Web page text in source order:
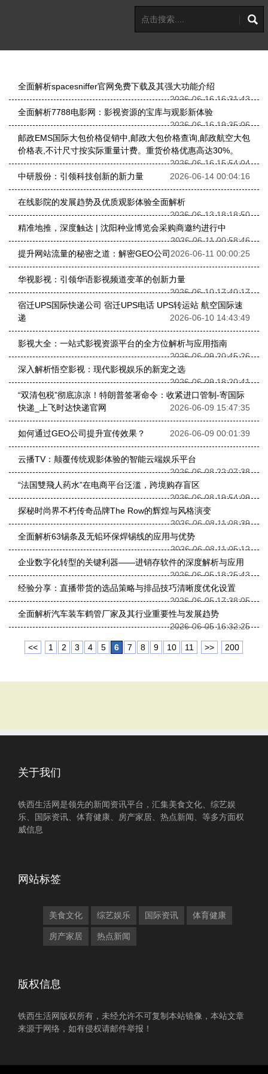
全面解析spacesniffer官网免费下载及其强大功能介绍
2026-06-16 16:31:43
全面解析7788电影网：影视资源的宝库与观影新体验
2026-06-16 19:35:06
邮政EMS国际大包价格促销中,邮政大包价格查询,邮政航空大包
价格表,不计尺寸按实际重量计费。重货价格优惠高达30%。
2026-06-16 15:54:04
中研股份：引领科技创新的新力量
2026-06-14 00:04:16
在线影院的发展趋势及优质观影体验全面解析
2026-06-13 18:18:50
精准地推，深度触达 | 沈阳种业博览会采购商邀约进行中
2026-06-11 00:58:46
提升网站流量的秘密之道：解密GEO公司 2026-06-11 00:00:25
华视影视：引领华语影视频道变革的创新力量
2026-06-10 17:40:17
宿迁UPS国际快递公司 宿迁UPS电话 UPS转运站 航空国际速
递
2026-06-10 14:43:49
影视大全：一站式影视资源平台的全方位解析与应用指南
2026-06-09 20:45:26
深入解析悟空影视：现代影视娱乐的新宠之选
2026-06-09 18:20:41
“双清包税”彻底凉凉！特朗普签署命令：收紧进口管制-寄国际
快递_上飞时达快递官网
2026-06-09 15:47:35
如何通过GEO公司提升宣传效果？ 2026-06-09 00:01:39
云播TV：颠覆传统观影体验的智能云端娱乐平台
2026-06-08 22:07:38
“法国雙飛人药水”在电商平台泛滥，跨境购存盲区
2026-06-08 19:54:09
探秘时尚界不朽传奇品牌The Row的辉煌与风格演变
2026-06-08 11:08:39
全面解析63锡条及无铅环保焊锡线的应用与优势
2026-06-08 11:05:12
企业数字化转型的关键利器——进销存软件的深度解析与应用
2026-06-05 18:25:43
经验分享：直播带货的选品策略与排品技巧清晰度优化设置
2026-06-05 17:38:05
全面解析汽车装车鹤管厂家及其行业重要性与发展趋势
2026-06-05 16:32:25
<< 1 2 3 4 5 6 7 8 9 10 11 >> 200
关于我们
铁西生活网是领先的新闻资讯平台，汇集美食文化、综艺娱
乐、国际资讯、体育健康、房产家居、热点新闻、等多方面权
威信息
网站标签
美食文化 综艺娱乐 国际资讯 体育健康
房产家居 热点新闻
版权信息
铁西生活网版权所有，未经允许不可复制本站镜像，本站文章
来源于网络，如有侵权请邮件举报！